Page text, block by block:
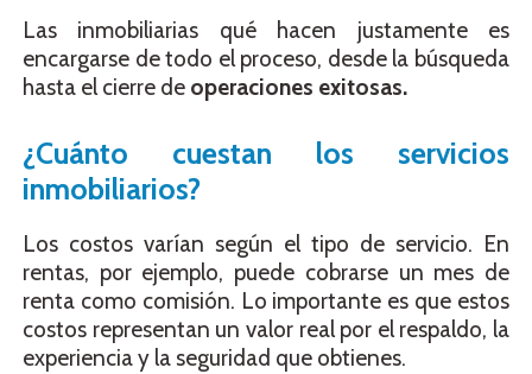
Las inmobiliarias qué hacen justamente es
encargarse de todo el proceso, desde la búsqueda
hasta el cierre de operaciones exitosas.
¿Cuánto cuestan los servicios
inmobiliarios?
Los costos varían según el tipo de servicio. En
rentas, por ejemplo, puede cobrarse un mes de
renta como comisión. Lo importante es que estos
costos representan un valor real por el respaldo, la
experiencia y la seguridad que obtienes.